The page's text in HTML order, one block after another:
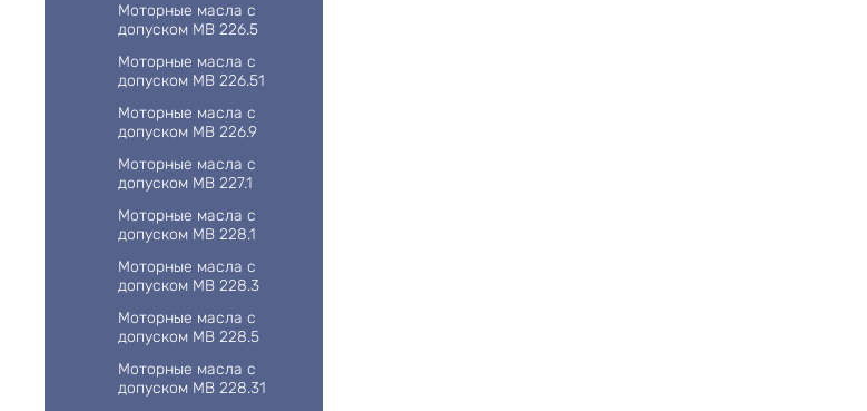
Моторные масла с
допуском MB 226.5
Моторные масла с
допуском MB 226.51
Моторные масла с
допуском MB 226.9
Моторные масла с
допуском MB 227.1
Моторные масла с
допуском MB 228.1
Моторные масла с
допуском MB 228.3
Моторные масла с
допуском MB 228.5
Моторные масла с
допуском MB 228.31